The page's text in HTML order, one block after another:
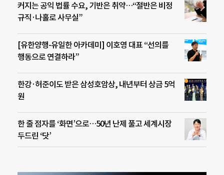
커지는 공익 법률 수요, 기반은 취약…“절반은 비정
규직·나홀로 사무실”
[유한양행-유일한 아카데미] 이호영 대표 “선의를
행동으로 연결하라”
한강·허준이도 받은 삼성호암상, 내년부터 상금 5억
원
한 줄 점자를 ‘화면’으로…50년 난제 풀고 세계시장
두드린 ‘닷’